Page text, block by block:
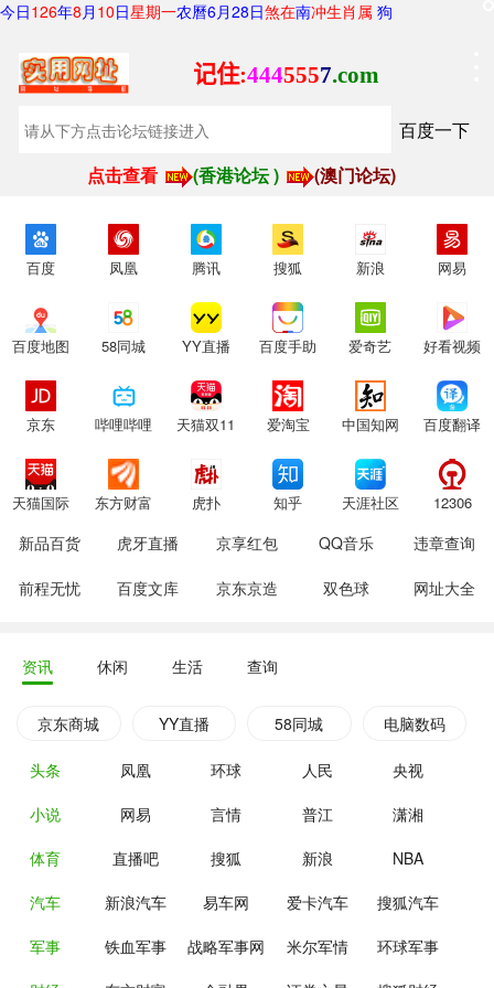
今日126年8月 10日星期一农曆6月28日煞在南冲生肖属 狗
百度一下
点击查看
(香港论坛 ) (澳门论坛)
百度 凤凰 腾讯 搜狐 新浪 网易
百度地图 58同城 YY直播 百度手助 爱奇艺 好看视频
京东 哔哩哔哩 天猫双11 爱淘宝 中国知网 百度翻译
天猫国际 东方财富 虎扑 知乎 天涯社区 12306
新品百货 虎牙直播 京享红包 QQ音乐 违章查询
前程无忧 百度文库 京东京造 双色球 网址大全
资讯 休闲 生活 查询
京东商城 YY直播 58同城 电脑数码
头条 凤凰 环球 人民
央视
小说
网易 言情 普江
潇湘
体育
直播吧 搜狐 新浪
NBA
汽车
新浪汽车 易车网 爱卡汽车
搜狐汽车
军事
铁血军事 战略军事网 米尔军情
环球军事